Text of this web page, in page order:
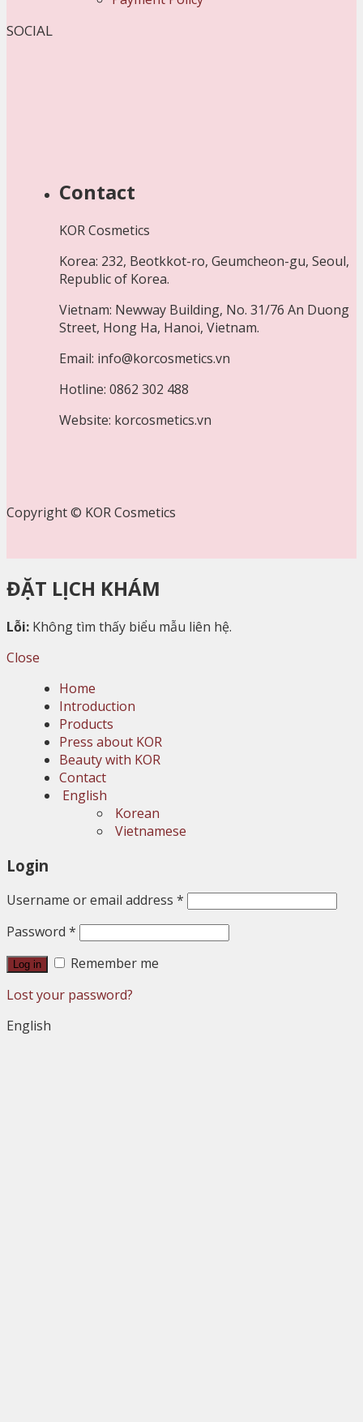
SOCIAL
Contact
KOR Cosmetics
Korea: 232, Beotkkot-ro, Geumcheon-gu, Seoul,
Republic of Korea.
Vietnam: Newway Building, No. 31/76 An Duong
Street, Hong Ha, Hanoi, Vietnam.
Email: info@korcosmetics.vn
Hotline: 0862 302 488
Website: korcosmetics.vn
Copyright © KOR Cosmetics
ĐẶT LỊCH KHÁM
Lỗi: Không tìm thấy biểu mẫu liên hệ.
Close
Home
Introduction
Products
Press about KOR
Beauty with KOR
Contact
English
Korean
Vietnamese
Login
Username or email address *
Password *
Log in
Remember me
Lost your password?
English